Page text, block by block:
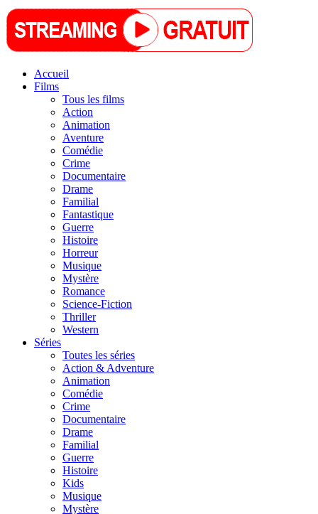
Accueil
Films
Tous les films
Action
Animation
Aventure
Comédie
Crime
Documentaire
Drame
Familial
Fantastique
Guerre
Histoire
Horreur
Musique
Mystère
Romance
Science-Fiction
Thriller
Western
Séries
Toutes les séries
Action & Adventure
Animation
Comédie
Crime
Documentaire
Drame
Familial
Guerre
Histoire
Kids
Musique
Mystère